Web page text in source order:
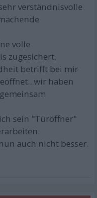
verständnisvolle
volle
zugesichert.
betrifft bei mir
haben
sein "Türöffner"
auch nicht besser.